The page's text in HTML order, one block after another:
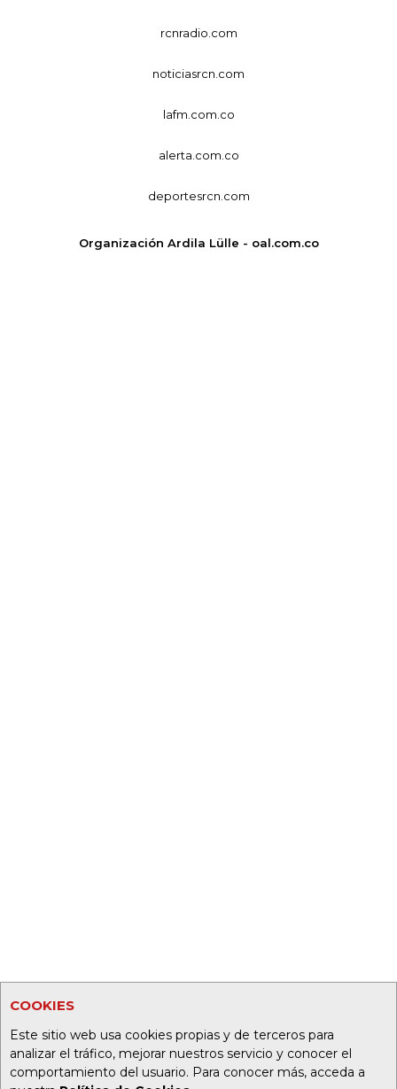
COOKIES
Este sitio web usa cookies propias y de terceros para
analizar el tráfico, mejorar nuestros servicio y conocer el
comportamiento del usuario. Para conocer más, acceda a
rcnradio.com
noticiasrcn.com
lafm.com.co
alerta.com.co
deportesrcn.com
Organización Ardila Lülle - oal.com.co